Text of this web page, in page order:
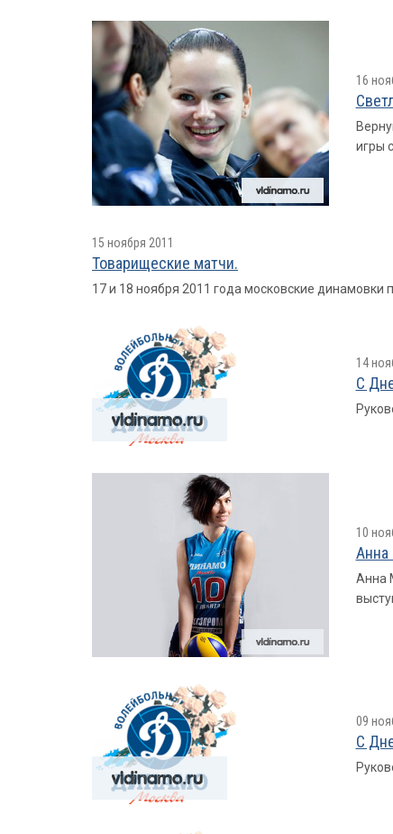
16
игры
15 ноября 2011
Товарищеские матчи.
17 и 18 ноября 2011 года московские
14
С
10
Анна
Анна
09
С